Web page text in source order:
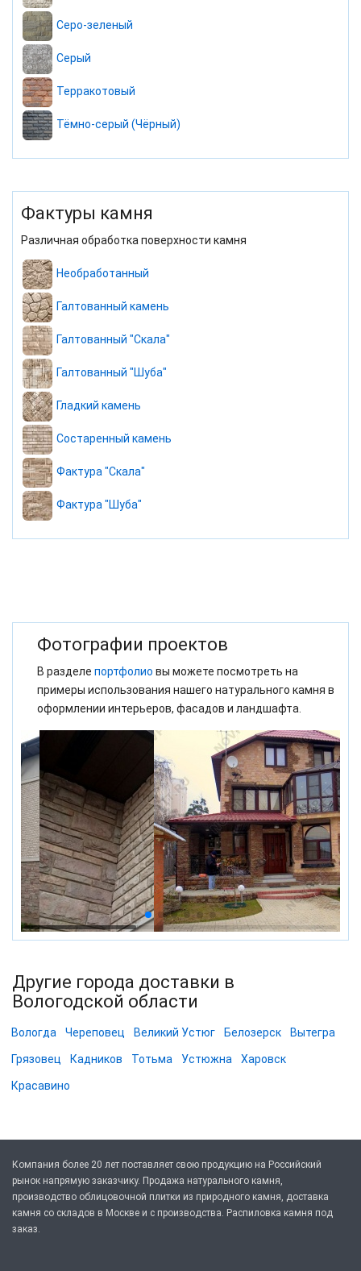
Серо-зеленый
Серый
Терракотовый
Тёмно-серый (Чёрный)
Фактуры камня
Различная обработка поверхности камня
Необработанный
Галтованный камень
Галтованный "Скала"
Галтованный "Шуба"
Гладкий камень
Состаренный камень
Фактура "Скала"
Фактура "Шуба"
Фотографии проектов
В разделе портфолио вы можете посмотреть на
примеры использования нашего натурального камня в
оформлении интерьеров, фасадов и ландшафта.
Другие города доставки в
Вологодской области
Вологда Череповец Великий Устюг Белозерск Вытегра
Грязовец Кадников Тотьма Устюжна Харовск
Красавино
Компания более 20 лет поставляет свою продукцию на Российский
рынок напрямую заказчику. Продажа натурального камня,
производство облицовочной плитки из природного камня, доставка
камня со складов в Москве и с производства. Распиловка камня под
заказ.